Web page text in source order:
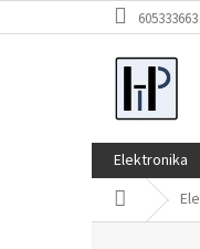
na
605333663
Elektronika
Domů